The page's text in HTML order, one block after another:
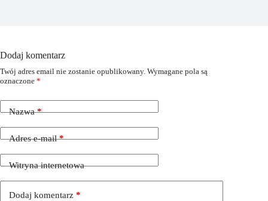
Dodaj komentarz
Twój adres email nie zostanie opublikowany. Wymagane pola są
oznaczone *
Nazwa*
Adres e-mail*
Witryna internetowa
Dodaj komentarz *